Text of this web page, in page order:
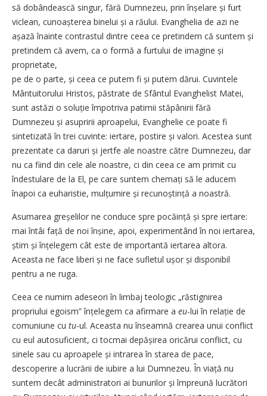
să dobândească singur, fără Dumnezeu, prin înșelare și furt
viclean, cunoașterea binelui și a răului. Evanghelia de azi ne
așază înainte contrastul dintre ceea ce pretindem că suntem și
pretindem că avem, ca o formă a furtului de imagine și
proprietate,
pe de o parte, și ceea ce putem fi și putem dărui. Cuvintele
Mântuitorului Hristos, păstrate de Sfântul Evanghelist Matei,
sunt astăzi o soluție împotriva patimii stăpânirii fără
Dumnezeu și asupririi aproapelui, Evanghelie ce poate fi
sintetizată în trei cuvinte: iertare, postire și valori. Acestea sunt
prezentate ca daruri și jertfe ale noastre către Dumnezeu, dar
nu ca fiind din cele ale noastre, ci din ceea ce am primit cu
îndestulare de la El, pe care suntem chemați să le aducem
înapoi ca euharistie, mulțumire și recu­noștință a noastră.
Asumarea greșelilor ne conduce spre pocăință și spre iertare:
mai întâi față de noi înșine, apoi, experimentând în noi iertarea,
știm și înțelegem cât este de importantă iertarea altora.
Aceasta ne face liberi și ne face sufletul ușor și disponibil
pentru a ne ruga.
Ceea ce numim adeseori în limbaj teologic „răstignirea
propriului egoism” înțelegem ca afirmare a eu-lui în relație de
comuniune cu tu-ul. Aceasta nu înseamnă crearea unui conflict
cu eul autosuficient, ci tocmai depășirea oricărui conflict, cu
sinele sau cu aproapele și intrarea în starea de pace,
descoperire a lucrării de iubire a lui Dumnezeu. În viață nu
suntem decât administratori ai bunurilor și împreună lucrători